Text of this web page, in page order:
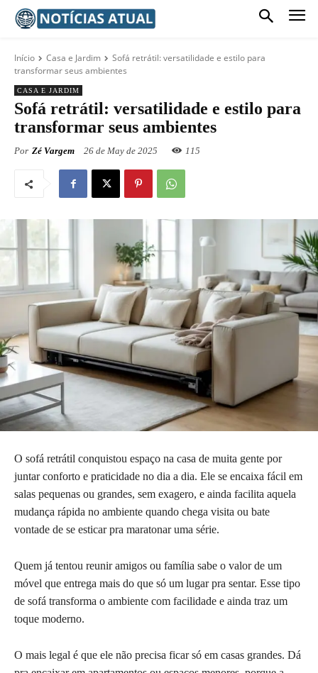
Início Casa e Jardim
Sofá retrátil: versatilidade e estilo para
transformar seus ambientes
CASA E JARDIM
Sofá retrátil: versatilidade e estilo para
transformar seus ambientes
Por Zé Vargem 26 de May de 2025 115
O sofá retrátil conquistou espaço na casa de muita gente por
juntar conforto e praticidade no dia a dia. Ele se encaixa fácil em
salas pequenas ou grandes, sem exagero, e ainda facilita aquela
mudança rápida no ambiente quando chega visita ou bate
vontade de se esticar pra maratonar uma série.
Quem já tentou reunir amigos ou família sabe o valor de um
móvel que entrega mais do que só um lugar pra sentar. Esse tipo
de sofá transforma o ambiente com facilidade e ainda traz um
toque moderno.
O mais legal é que ele não precisa ficar só em casas grandes. Dá